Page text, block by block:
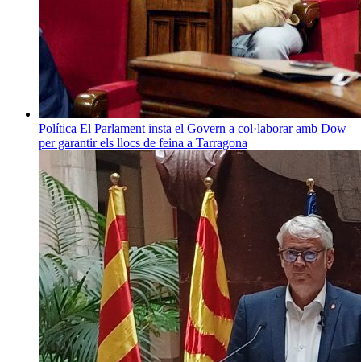
Política El Parlament insta el Govern a col·laborar amb Dow
per garantir els llocs de feina a Tarragona